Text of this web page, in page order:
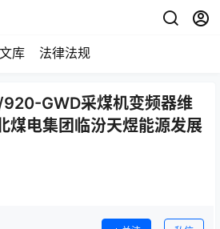
库 法律法规
GWD采煤机变频器维
煤电集团临汾天煜能源发展